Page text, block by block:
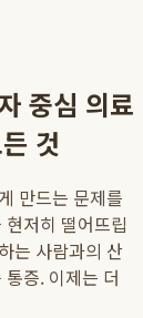
중심 의료
것
만드는 문제를
저히 떨어뜨립
는 사람과의 산
증. 이제는 더